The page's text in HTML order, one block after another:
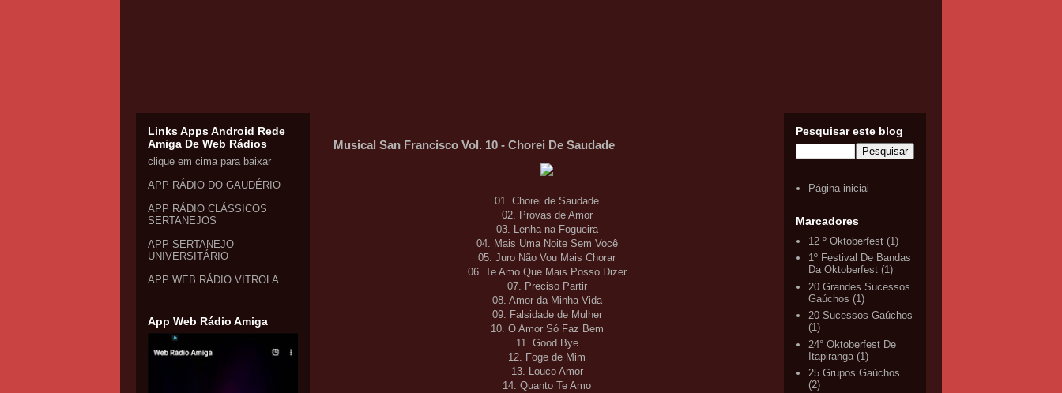
Musical San Francisco Vol. 10 - Chorei De Saudade
01. Chorei de Saudade
02. Provas de Amor
03. Lenha na Fogueira
04. Mais Uma Noite Sem Você
05. Juro Não Vou Mais Chorar
06. Te Amo Que Mais Posso Dizer
07. Preciso Partir
08. Amor da Minha Vida
09. Falsidade de Mulher
10. O Amor Só Faz Bem
11. Good Bye
12. Foge de Mim
13. Louco Amor
14. Quanto Te Amo
Links Apps Android Rede
Amiga De Web Rádios
clique em cima para baixar
APP RÁDIO DO GAUDÉRIO
APP RÁDIO CLÁSSICOS
SERTANEJOS
APP SERTANEJO
UNIVERSITÁRIO
APP WEB RÁDIO VITROLA
App Web Rádio Amiga
Pesquisar este blog
Página inicial
Marcadores
12 º Oktoberfest (1)
1º Festival De Bandas
Da Oktoberfest (1)
20 Grandes Sucessos
Gaúchos (1)
20 Sucessos Gaúchos
(1)
24° Oktoberfest De
Itapiranga (1)
25 Grupos Gaúchos
(2)